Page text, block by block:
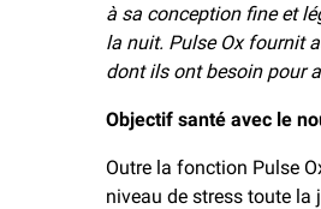
à sa conception fine et
la nuit. Pulse Ox fournit
dont ils ont besoin pour
Objectif santé avec le
Outre la fonction Pulse
niveau de stress toute la